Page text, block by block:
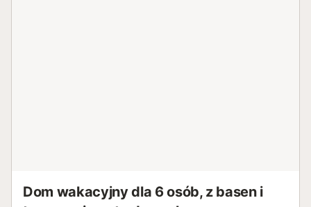
Dom wakacyjny dla 6 osób, z basen i